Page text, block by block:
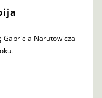
Gabriela Narutowicza